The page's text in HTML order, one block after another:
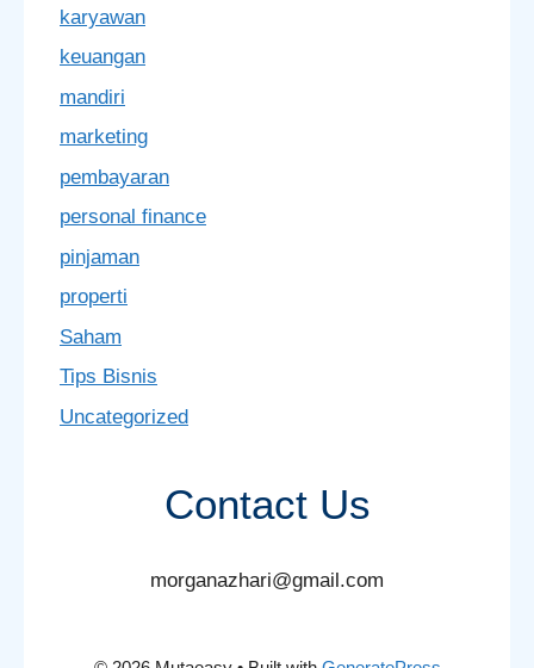
karyawan
keuangan
mandiri
marketing
pembayaran
personal finance
pinjaman
properti
Saham
Tips Bisnis
Uncategorized
Contact Us
morganazhari@gmail.com